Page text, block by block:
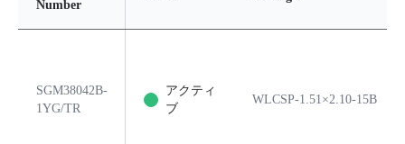
Number
SGM38042B-
1YG/TR
アクティ
ブ
WLCSP-1.51×2.10-15B